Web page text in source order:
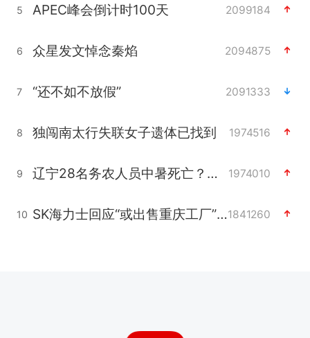
5 APEC峰会倒计时100天 2099184
6 众星发文悼念秦焰 2094875
7 “还不如不放假” 2091333
8 独闯南太行失联女子遗体已找到 1974516
9 辽宁28名务农人员中暑死亡？官方辟谣 1974010
10 SK海力士回应“或出售重庆工厂”传闻1841260